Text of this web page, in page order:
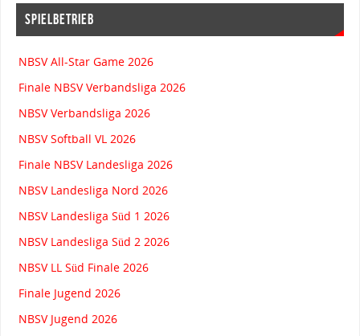
SPIELBETRIEB
NBSV All-Star Game 2026
Finale NBSV Verbandsliga 2026
NBSV Verbandsliga 2026
NBSV Softball VL 2026
Finale NBSV Landesliga 2026
NBSV Landesliga Nord 2026
NBSV Landesliga Süd 1 2026
NBSV Landesliga Süd 2 2026
NBSV LL Süd Finale 2026
Finale Jugend 2026
NBSV Jugend 2026